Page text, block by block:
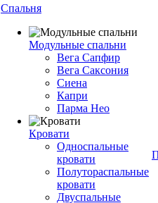
Спальня
Модульные спальни
Вега Сапфир
Вега Саксония
Сиена
Капри
Парма Нео
Кровати
Односпальные
кровати
Полутораспальные
кровати
Двуспальные